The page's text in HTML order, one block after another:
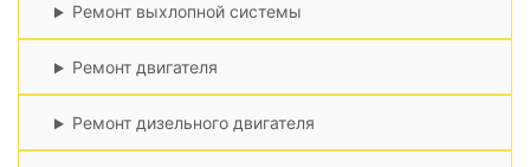
Ремонт выхлопной системы
Ремонт двигателя
Ремонт дизельного двигателя